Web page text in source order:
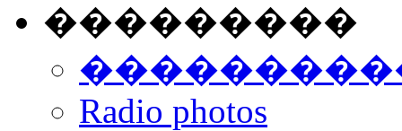
���������
Radio photos